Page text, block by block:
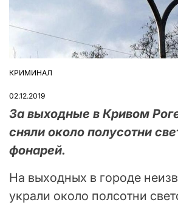
ОПУБЛІКУВАТИ
КРИМИНАЛ
02.12.2019
За выходные в Кривом
сняли около полусотни
фонарей.
На выходных в городе
украли около полсотни